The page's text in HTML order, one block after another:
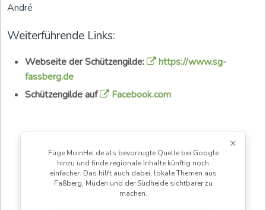
André
Weiterführende Links:
Webseite der Schützengilde:
https://www.sg-
fassberg.de
Schützengilde auf
Facebook.com
×
Füge MoinHei.de als bevorzugte Quelle bei Google
hinzu und finde regionale Inhalte künftig noch
einfacher. Das hilft auch dabei, lokale Themen aus
Faßberg, Müden und der Südheide sichtbarer zu
machen.